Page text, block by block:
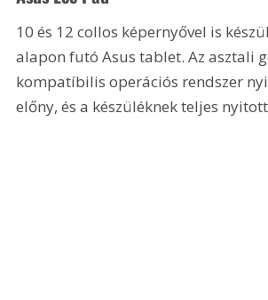
10 és 12 collos képernyővel is
alapon futó Asus tablet. Az asztali
kompatíbilis operációs rendszer
előny, és a készüléknek teljes